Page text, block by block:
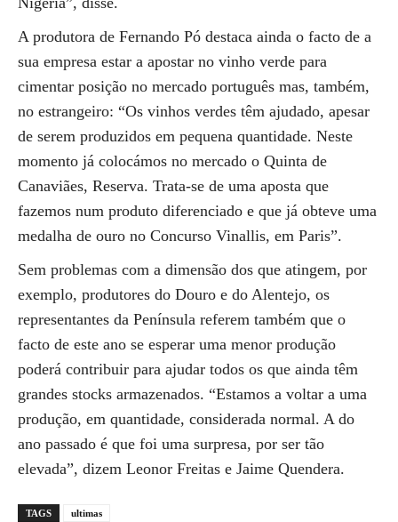
A produtora de Fernando Pó destaca ainda o facto de a
sua empresa estar a apostar no vinho verde para
cimentar posição no mercado português mas, também,
no estrangeiro: “Os vinhos verdes têm ajudado, apesar
de serem produzidos em pequena quantidade. Neste
momento já colocámos no mercado o Quinta de
Canaviães, Reserva. Trata-se de uma aposta que
fazemos num produto diferenciado e que já obteve uma
medalha de ouro no Concurso Vinallis, em Paris”.
Sem problemas com a dimensão dos que atingem, por
exemplo, produtores do Douro e do Alentejo, os
representantes da Península referem também que o
facto de este ano se esperar uma menor produção
poderá contribuir para ajudar todos os que ainda têm
grandes stocks armazenados. “Estamos a voltar a uma
produção, em quantidade, considerada normal. A do
ano passado é que foi uma surpresa, por ser tão
elevada”, dizem Leonor Freitas e Jaime Quendera.
TAGS ultimas